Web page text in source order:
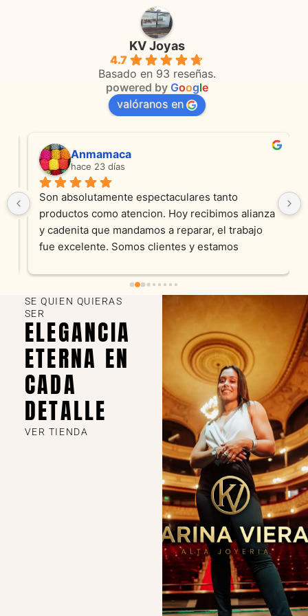
KV Joyas
4.7
Basado en 93 reseñas.
powered by Google
valóranos en
Anmamaca
hace 23 días
Son absolutamente espectaculares tanto
productos como atencion. Hoy recibimos alianza
y cadenita que mandamos a reparar, el trabajo
fue excelente. Somos clientes y estamos
SE QUIEN QUIERAS
SER
ELEGANCIA
ETERNA EN
CADA
DETALLE
VER TIENDA